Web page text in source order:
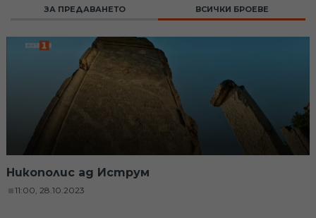
ЗА ПРЕДАВАНЕТО ВСИЧКИ БРОЕВЕ
Никополис ад Иструм
11:00, 28.10.2023